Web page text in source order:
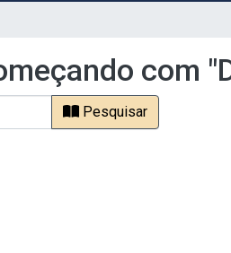
com
Pesquisar